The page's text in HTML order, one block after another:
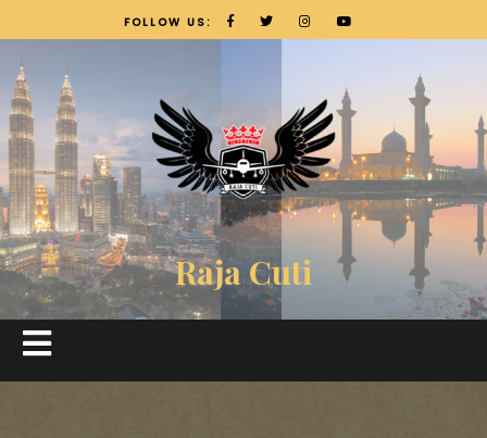
FOLLOW US:
Raja Cuti